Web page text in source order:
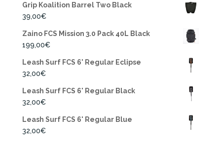
Grip Koalition Barrel Two Black
39,00€
Zaino FCS Mission 3.0 Pack 40L Black
199,00€
Leash Surf FCS 6' Regular Eclipse
32,00€
Leash Surf FCS 6' Regular Black
32,00€
Leash Surf FCS 6' Regular Blue
32,00€